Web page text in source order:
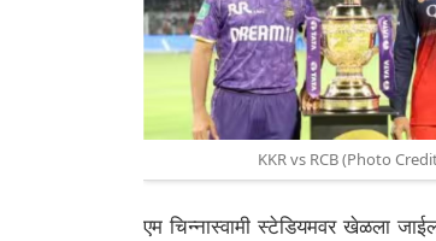
KKR vs RCB (Photo
एम चिन्नास्वामी स्टेडियमवर खेळला